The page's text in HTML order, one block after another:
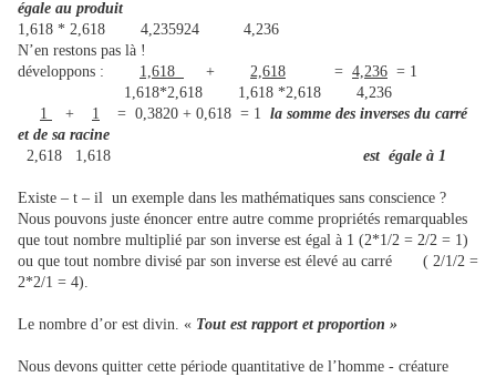
égale au produit
1,618 * 2,618 4,235924 4,236
N’en restons pas là !
développons : 1,618 + 2,618 = 4,236 = 1
1,618*2,618 1,618 *2,618 4,236
1
+ 1 = 0,3820 + 0,618 = 1 la somme des inverses du carré
et de sa racine
2,618 1,618 est égale à 1
Existe – t – il un exemple dans les mathématiques sans conscience ?
Nous pouvons juste énoncer entre autre comme propriétés remarquables
que tout nombre multiplié par son inverse est égal à 1 (2*1/2 = 2/2 = 1)
ou que tout nombre divisé par son inverse est élevé au carré ( 2/1/2 =
2*2/1 = 4).
Le nombre d’or est divin. « Tout est rapport et proportion »
Nous devons quitter cette période quantitative de l’homme - créature